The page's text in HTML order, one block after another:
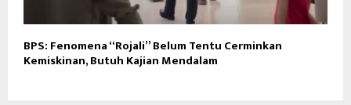
BPS: Fenomena “Rojali” Belum Tentu Cerminkan
Kemiskinan, Butuh Kajian Mendalam